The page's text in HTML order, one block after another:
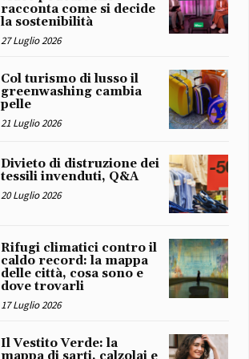
racconta come si decide
la sostenibilità
27 Luglio 2026
Col turismo di lusso il
greenwashing cambia
pelle
21 Luglio 2026
Divieto di distruzione dei
tessili invenduti, Q&A
20 Luglio 2026
Rifugi climatici contro il
caldo record: la mappa
delle città, cosa sono e
dove trovarli
17 Luglio 2026
Il Vestito Verde: la